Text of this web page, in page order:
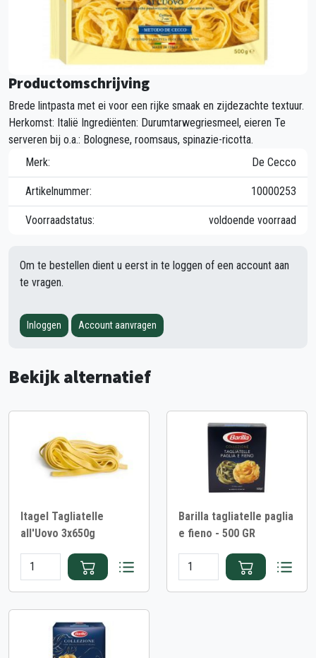
Productomschrijving
Brede lintpasta met ei voor een rijke smaak en zijdezachte textuur.
Herkomst: Italië Ingrediënten: Durumtarwegriesmeel, eieren Te
serveren bij o.a.: Bolognese, roomsaus, spinazie-ricotta.
Merk:
De Cecco
Artikelnummer: 10000253
Voorraadstatus: voldoende voorraad
Om te bestellen dient u eerst in te loggen of een account aan
te vragen.
Inloggen Account aanvragen
Bekijk alternatief
Itagel Tagliatelle
all'Uovo 3x650g
Barilla tagliatelle paglia
e fieno - 500 GR